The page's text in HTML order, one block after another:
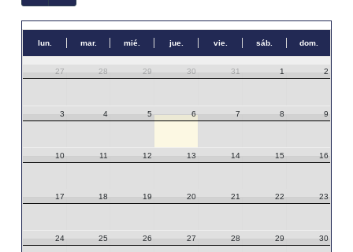
lun. mar. mié. jue. vie. sáb. dom.
27 28 29 30 31 1 2
3 4 5 6 7 8 9
10 11 12 13 14 15 16
17 18 19 20 21 22 23
24 25 26 27 28 29 30